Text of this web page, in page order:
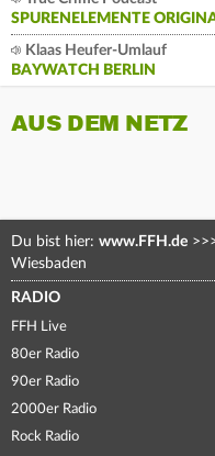
SPURENELEMENTE
Klaas Heufer-Umlauf
BAYWATCH BERLIN
AUS DEM NETZ
Du bist hier: www.FFH.de
Wiesbaden
RADIO
FFH Live
80er Radio
90er Radio
2000er Radio
Rock Radio